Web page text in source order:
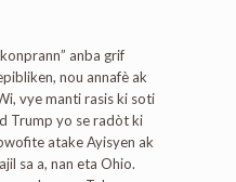
anba grif
nou annafè ak
vye manti rasis ki soti
Trump yo se radòt ki
atake Ayisyen ak
sa a, nan eta Ohio.